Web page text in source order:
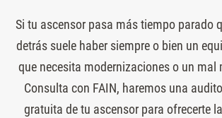
Si tu ascensor pasa más tiempo parado
detrás suele haber siempre o bien un
que necesita modernizaciones o un mal
Consulta con FAIN, haremos una
gratuita de tu ascensor para ofrecerte